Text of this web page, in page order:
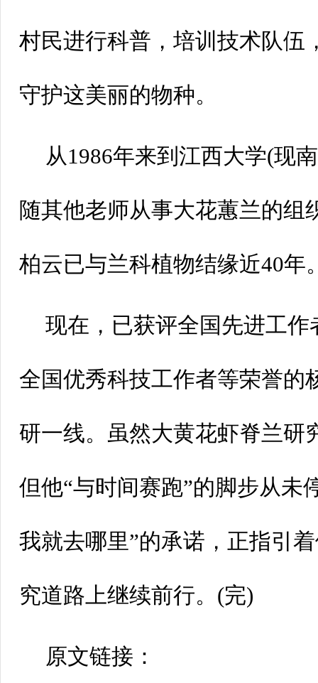
村民进行科普，培训技术队伍
守护这美丽的物种。
从1986年来到江西大学(现
随其他老师从事大花蕙兰的组
柏云已与兰科植物结缘近40年
现在，已获评全国先进工
全国优秀科技工作者等荣誉的
研一线。虽然大黄花虾脊兰研
但他“与时间赛跑”的脚步从未
我就去哪里”的承诺，正指引
究道路上继续前行。(完)
原文链接：